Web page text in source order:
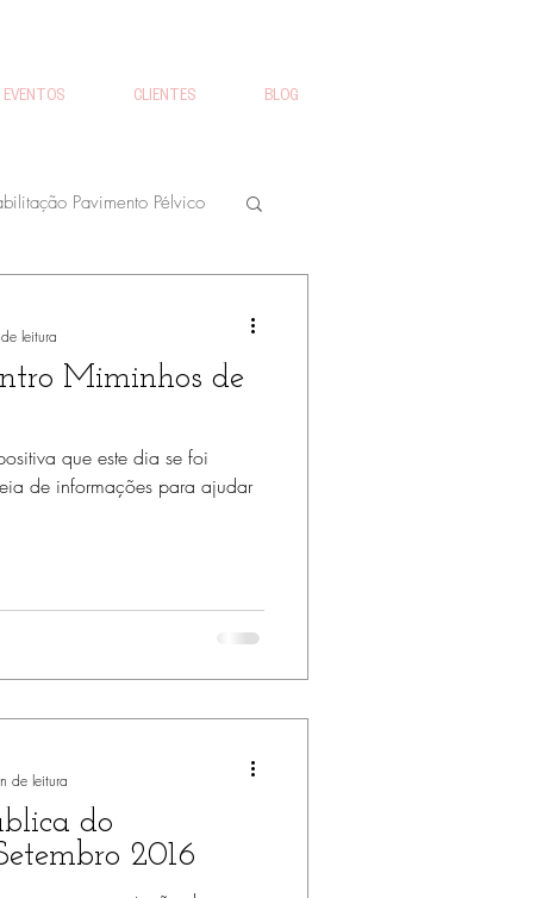
EVENTOS CLIENTES BLOG
Pavimento Pélvico
parto Prolapso
urinária
Pós-parto
Miminhos de
que este dia se foi
de informações para ajudar
leitura
do
2016
de leitura